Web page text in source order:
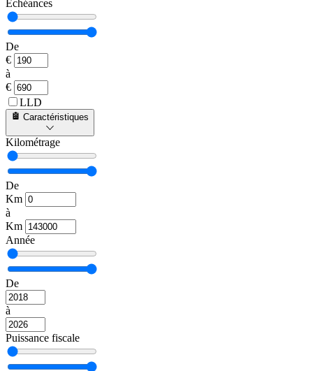
Échéances
De
€
à
€
LLD
Caractéristiques
Kilométrage
De
Km
à
Km
Année
De
à
Puissance fiscale